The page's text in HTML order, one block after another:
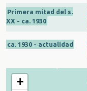
Primera mitad del s.
XX - ca. 1930
ca. 1930 - actualidad
+